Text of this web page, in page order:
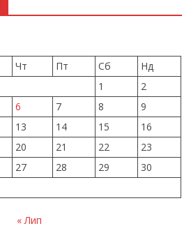
Чт Пт Сб
Нд
1
2
6 7 8
9
13 14 15
16
20 21 22
23
27 28 29
30
« Лип